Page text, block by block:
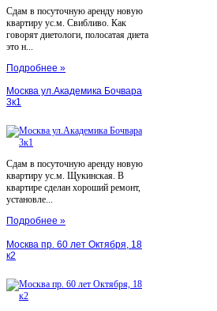
Сдам в посуточную аренду новую
квартиру ус.м. Свибливо. Как
говорят диетологи, полосатая диета
это н...
Подробнее »
Москва ул.Академика Бочвара
3к1
Сдам в посуточную аренду новую
квартиру ус.м. Щукинская. В
квартире сделан хороший ремонт,
установле...
Подробнее »
Москва пр. 60 лет Октября, 18
к2